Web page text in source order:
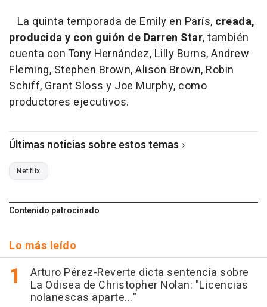
La quinta temporada de Emily en París, creada,
producida y con guión de Darren Star, también
cuenta con Tony Hernández, Lilly Burns, Andrew
Fleming, Stephen Brown, Alison Brown, Robin
Schiff, Grant Sloss y Joe Murphy, como
productores ejecutivos.
Últimas noticias sobre estos temas
Netflix
Contenido patrocinado
Lo más leído
Arturo Pérez-Reverte dicta sentencia sobre
La Odisea de Christopher Nolan: "Licencias
nolanescas aparte..."